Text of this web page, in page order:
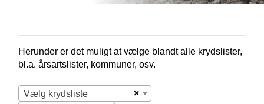
Herunder er det muligt at vælge blandt alle krydslister,
bl.a. årsartslister, kommuner, osv.
×
Vælg krydsliste